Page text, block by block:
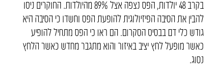
בקרב 48 יולדות, הפס נצפה אצל 89% מהיולדות. החוקרים ניסו
להבין את הסיבה הפיזיולוגית להופעת הפס וחשדו כי הסיבה היא
גודש כלי דם בבסיס הסקרום. הם ראו כי הפס מתחיל להופיע
כאשר מופעל לחץ יציב באיזור והוא מתגבר מחדש כאשר הלחץ
נסוג.